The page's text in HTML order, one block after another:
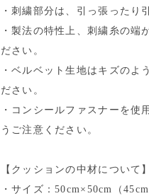
・刺繍部分は、引っ張ったり
・製法の特性上、刺繍糸の端
ださい。
・ベルベット生地はキズのよ
ださい。
・コンシールファスナーを使
うご注意ください。
【クッションの中材について】
・サイズ：50cm×50cm（